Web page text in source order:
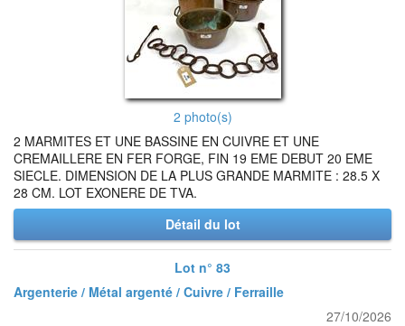
2 photo(s)
2 MARMITES ET UNE BASSINE EN CUIVRE ET UNE
CREMAILLERE EN FER FORGE, FIN 19 EME DEBUT 20 EME
SIECLE. DIMENSION DE LA PLUS GRANDE MARMITE : 28.5 X
28 CM. LOT EXONERE DE TVA.
Détail du lot
Lot n° 83
Argenterie / Métal argenté / Cuivre / Ferraille
27/10/2026